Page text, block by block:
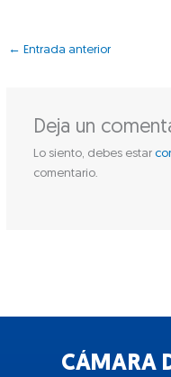
← Entrada anterior
Deja un
Lo siento, debes estar
comentario.
CÁMARA